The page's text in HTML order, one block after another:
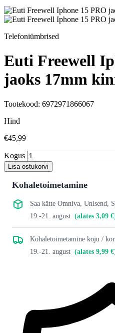
Telefoniümbrised
Euti Freewell
jaoks 17mm
Tootekood: 6972971866067
Hind
€45,99
Kogus
Lisa ostukorvi
Kohaletoimetamine
Saa kätte Omniva, Unisend,
19.-21. august (alates 3,09
Kohaletoimetamine koju /
19.-21. august (alates 9,99